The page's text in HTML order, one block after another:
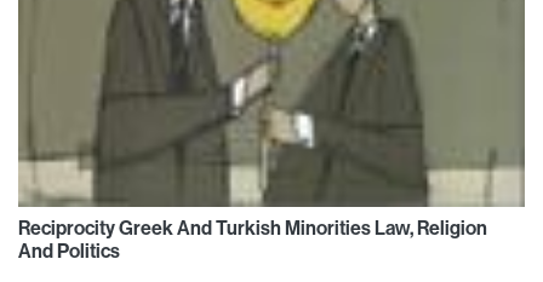
Reciprocity Greek And Turkish Minorities Law, Religion
And Politics